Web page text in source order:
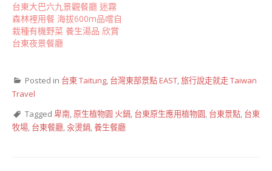
台東大巴六九景觀餐廳 迷霧
森林裡用餐 海拔600m品嚐自
栽種有機野菜 養生湯品 欣賞
台東夜景餐廳
Posted in 台東 Taitung, 台灣東部景點 EAST,旅行說走就走 Taiwan
Travel
Tagged 卑南, 原生植物園 火鍋, 台東原生應用植物園, 台東景點, 台東
牧場, 台東餐廳, 汆燙鍋,養生餐廳